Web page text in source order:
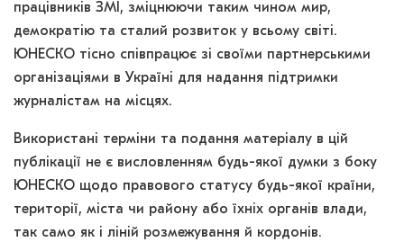
працівників ЗМІ, зміцнюючи таким чином мир,
демократію та сталий розвиток у всьому світі.
ЮНЕСКО тісно співпрацює зі своїми партнерськими
організаціями в Україні для надання підтримки
журналістам на місцях.
Використані терміни та подання матеріалу в цій
публікації не є висловленням будь-якої думки з боку
ЮНЕСКО щодо правового статусу будь-якої країни,
території, міста чи району або їхніх органів влади,
так само як і ліній розмежування й кордонів.